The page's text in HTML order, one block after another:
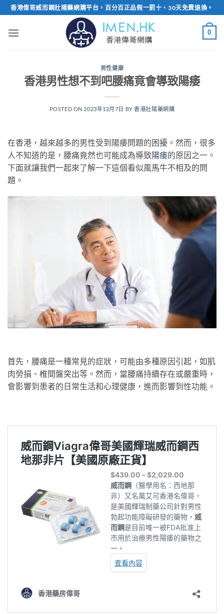
Skip
to
content
香港偉哥威而鋼壯陽藥網購平台，百分百正品假一罰十、30天免費退換。
0
男性健康
香港男性想不到吧腰痛竟會導致陽痿
POSTED ON 2023年12月7日 BY香港壯陽藥網購
在香港，越來越多的男性受到陽痿問題的困擾。然而，很多
人不知道的是，腰痛竟然也可能成為導致陽痿的原因之一。
下面就讓我們一起來了解一下這個看似風馬牛不相及的問
題。
首先，腰痛是一種常見的症狀，可能由多種原因引起，如肌
肉勞損、椎間盤突出等。然而，當腰痛持續存在或嚴重時，
會影響到患者的日常生活和心理健康，進而影響到性功能。